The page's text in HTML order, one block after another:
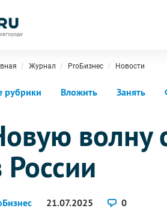
Журнал ProБизнес Новости
рубрики Вложить Занять
волну
России
21.07.2025 0